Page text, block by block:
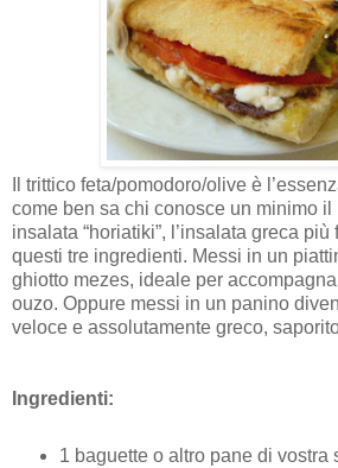
Il trittico feta/pomodoro/olive è
come ben sa chi conosce un minimo il
insalata “horiatiki”, l’insalata greca
questi tre ingredienti. Messi in un
ghiotto mezes, ideale per
ouzo. Oppure messi in un panino
veloce e assolutamente greco,
Ingredienti:
1 baguette o altro pane di vostra